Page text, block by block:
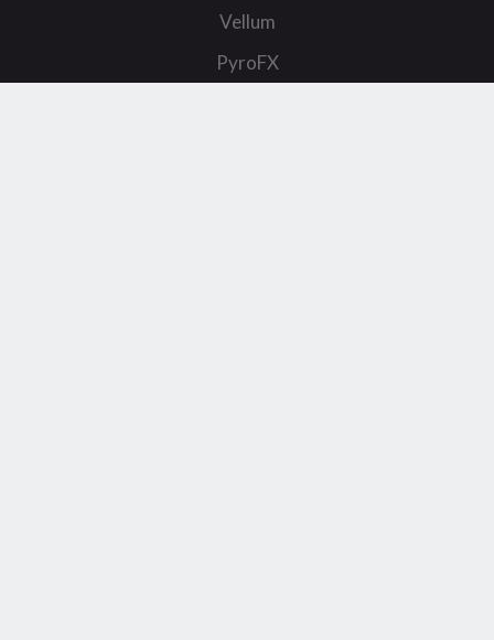
Vellum
PyroFX